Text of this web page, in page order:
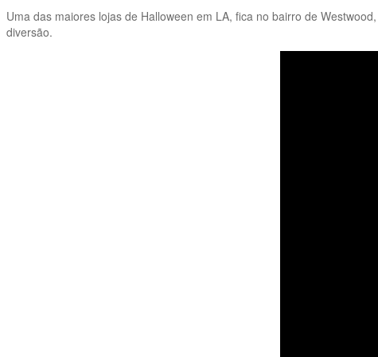
Uma das maiores lojas de Halloween em LA, fica no bairro de
diversão.